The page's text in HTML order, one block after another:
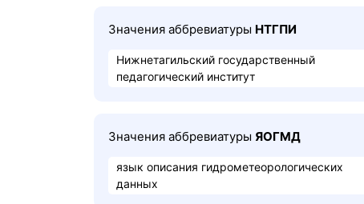
Значения аббревиатуры НТГПИ
Нижнетагильский государственный
педагогический институт
Значения аббревиатуры ЯОГМД
язык описания гидрометеорологических
данных